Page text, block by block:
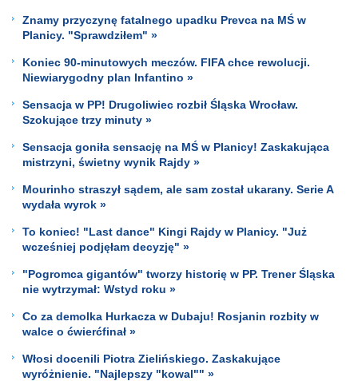
Znamy przyczynę fatalnego upadku Prevca na MŚ w
Planicy. "Sprawdziłem" »
Koniec 90-minutowych meczów. FIFA chce rewolucji.
Niewiarygodny plan Infantino »
Sensacja w PP! Drugoliwiec rozbił Śląska Wrocław.
Szokujące trzy minuty »
Sensacja goniła sensację na MŚ w Planicy! Zaskakująca
mistrzyni, świetny wynik Rajdy »
Mourinho straszył sądem, ale sam został ukarany. Serie A
wydała wyrok »
To koniec! "Last dance" Kingi Rajdy w Planicy. "Już
wcześniej podjęłam decyzję" »
"Pogromca gigantów" tworzy historię w PP. Trener Śląska
nie wytrzymał: Wstyd roku »
Co za demolka Hurkacza w Dubaju! Rosjanin rozbity w
walce o ćwierćfinał »
Włosi docenili Piotra Zielińskiego. Zaskakujące
wyróżnienie. "Najlepszy "kowal"" »